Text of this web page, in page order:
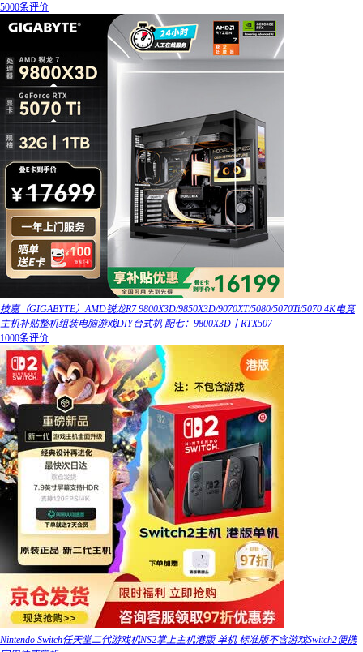
5000条评价
技嘉（GIGABYTE）AMD锐龙R7 9800X3D/9850X3D/9070XT/5080/5070Ti/5070 4K电竞
主机补贴整机组装电脑游戏DIY台式机 配七：9800X3D丨RTX507
1000条评价
Nintendo Switch任天堂二代游戏机NS2掌上主机港版 单机 标准版不含游戏Switch2便携